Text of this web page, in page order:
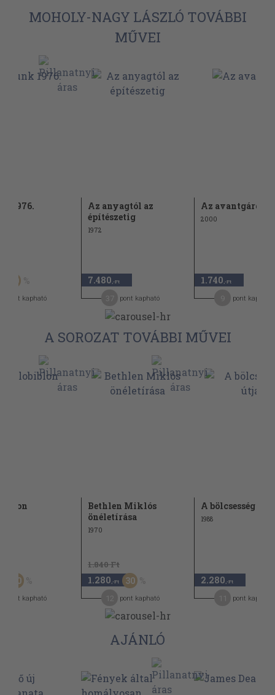
MOHOLY-NAGY LÁSZLÓ TOVÁBBI
MŰVEI
1976.
50
pont kapható
Az anyagtól az
építészetig
1972
7.480 ,-Ft
pont kapható
Az avantgárd
2000
1.740 ,-Ft
pont kapható
A SOROZAT TOVÁBBI MŰVEI
30
pont kapható
Bethlen Miklós
önéletírása
1970
1.840 Ft
1.280 ,-Ft 30
pont kapható
A bölcsesség útja
1988
2.280 ,-Ft
pont kapható
AJÁNLÓ